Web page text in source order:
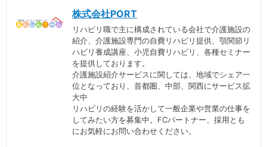
株式会社PORT
リハビリ職で主に構成されている会社で介護施設の
紹介、介護施設専門の自費リハビリ提供、顎関節リ
ハビリ養成講座、小児自費リハビリ、各種セミナー
を提供しております。
介護施設紹介サービスに関しては、地域でシェア一
位となっており、首都圏、中部、関西にサービス拡
大中
リハビリの経験を活かして一般企業や営業の仕事を
してみたい方を募集中。FCパートナー、採用とも
にお気軽にお問い合わせください。